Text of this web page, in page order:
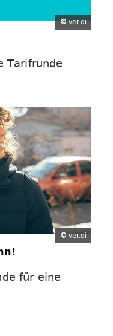
©ver.di
Tarifrunde
© ver.di
für eine